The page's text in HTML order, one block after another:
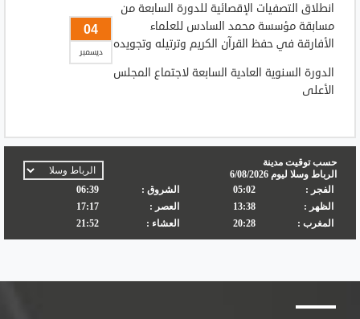
انطلاق التصفيات الإقصائية للدورة السابعة من
مسابقة مؤسسة محمد السادس للعلماء
الأفارقة في حفظ القرآن الكريم وترتيله وتجويده
04
ديسمبر
الدورة السنوية العادية السابعة لاجتماع المجلس
الأعلى